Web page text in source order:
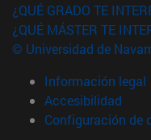
¿QUÉ GRADO TE
¿QUÉ MÁSTER TE
© Universidad de
Información legal
Accesibilidad
Configuración de